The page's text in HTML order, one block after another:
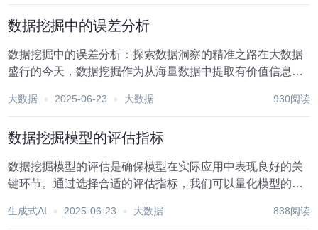
数据挖掘中的误差分析
数据挖掘中的误差分析：探索数据洞察的精准之路在大数据
盛行的今天，数据挖掘作为从海量数据中提取有价值信息和
程并非一帆风顺，其中不可避免地会遇到各种误差。这些误
大数据 2025-06-23 大数据 930阅读
数据挖掘模型的评估指标
数据挖掘模型的评估是确保模型在实际应用中表现良好的关
键环节。通过选择合适的评估指标，我们可以量化模型的性
及的任务类型多样，包括分类、回归、聚类、关联规则挖掘
生成式AI 2025-06-23 大数据 838阅读